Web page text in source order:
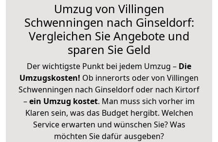
Umzug von Villingen
Schwenningen nach Ginseldorf:
Vergleichen Sie Angebote und
sparen Sie Geld
Der wichtigste Punkt bei jedem Umzug – Die
Umzugskosten! Ob innerorts oder von Villingen
Schwenningen nach Ginseldorf oder nach Kirtorf
–ein Umzug kostet. Man muss sich vorher im
Klaren sein, was das Budget hergibt. Welchen
Service erwarten und wünschen Sie? Was
möchten Sie dafür ausgeben?